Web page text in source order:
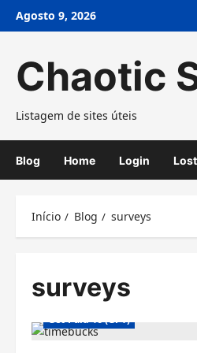
Avançar
conteúdo
Agosto 9, 2026
Chaotic
Listagem de sites úteis
Blog Home Login
Início Blog surveys
surveys
Get-Paid-To (GPT)